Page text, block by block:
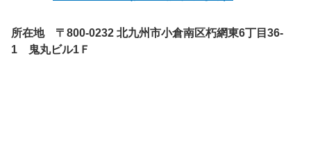
所在地 〒800-0232 北九州市小倉南区朽網東6丁目36-
1 鬼丸ビル1Ｆ